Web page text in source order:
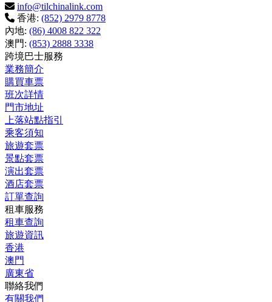
info@tilchinalink.com
香港: (852) 2979 8778
內地: (86) 4008 822 322
澳門: (853) 2888 3338
跨境巴士服務
業務簡介
購買車票
班次詳情
門市地址
上落站點指引
乘客須知
旅遊套票
景點套票
演出套票
酒店套票
訂單查詢
租車服務
租車查詢
旅遊資訊
香港
澳門
廣東省
聯絡我們
有關我們